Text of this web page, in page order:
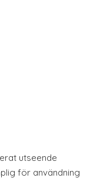
utseende
för användning